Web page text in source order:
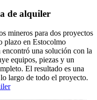
de alquiler
mineros para dos proyectos
plazo en Estocolmo
una solución con la
equipos, piezas y un
El resultado es una
largo de todo el proyecto.